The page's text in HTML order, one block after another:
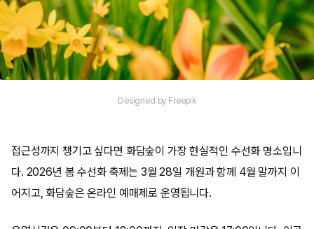
Designed by Freepik
접근성까지 챙기고 싶다면 화담숲이 가장 현실적인 수선화 명소입니
다. 2026년 봄 수선화 축제는 3월 28일 개원과 함께 4월 말까지 이
어지고, 화담숲은 온라인 예매제로 운영됩니다.